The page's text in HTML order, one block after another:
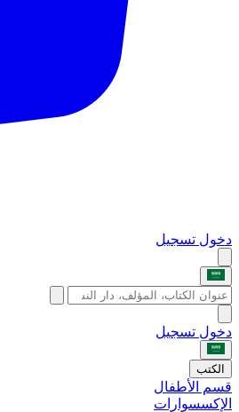
دخول تسجيل
دخول تسجيل
الكتب
قسم الأطفال
الإكسسوارات